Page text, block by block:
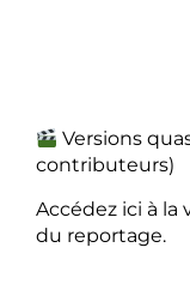
Versions
contributeurs)
Accédez ici à la
du reportage.